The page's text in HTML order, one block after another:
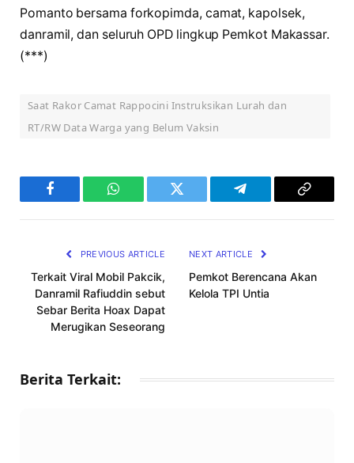
Pomanto bersama forkopimda, camat, kapolsek,
danramil, dan seluruh OPD lingkup Pemkot Makassar.
(***)
Saat Rakor Camat Rappocini Instruksikan Lurah dan
RT/RW Data Warga yang Belum Vaksin
Facebook WhatsAppTwitter Telegram
Copy
PREVIOUS ARTICLE
Terkait Viral Mobil Pakcik,
Danramil Rafiuddin sebut
Sebar Berita Hoax Dapat
Merugikan Seseorang
NEXT ARTICLE
Pemkot Berencana Akan
Kelola TPI Untia
Berita Terkait: